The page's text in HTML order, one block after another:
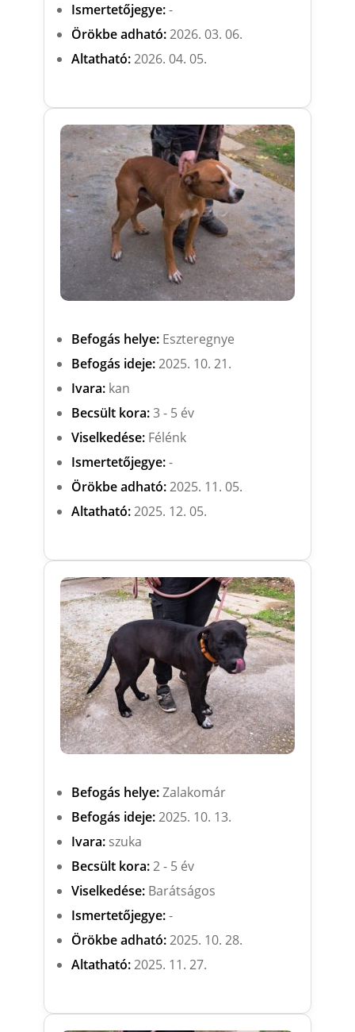
Ismertetőjegye:-
Örökbe adható:2026. 03. 06.
Altatható:2026. 04. 05.
Befogás helye:Eszteregnye
Befogás ideje:2025. 10. 21.
Ivara:kan
Becsült kora:3 - 5 év
Viselkedése:Félénk
Ismertetőjegye:-
Örökbe adható:2025. 11. 05.
Altatható:2025. 12. 05.
Befogás helye:Zalakomár
Befogás ideje:2025. 10. 13.
Ivara:szuka
Becsült kora:2 - 5 év
Viselkedése:Barátságos
Ismertetőjegye:-
Örökbe adható:2025. 10. 28.
Altatható:2025. 11. 27.